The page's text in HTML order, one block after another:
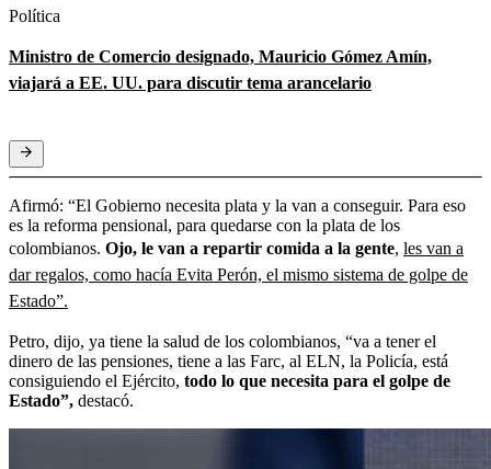
Política
Ministro de Comercio designado, Mauricio Gómez Amín,
viajará a EE. UU. para discutir tema arancelario
Afirmó: “El Gobierno necesita plata y la van a conseguir. Para eso
es la reforma pensional, para quedarse con la plata de los
colombianos. Ojo, le van a repartir comida a la gente, les van a
dar regalos, como hacía Evita Perón, el mismo sistema de golpe de
Estado”.
Petro, dijo, ya tiene la salud de los colombianos, “va a tener el
dinero de las pensiones, tiene a las Farc, al ELN, la Policía, está
consiguiendo el Ejército, todo lo que necesita para el golpe de
Estado”, destacó.